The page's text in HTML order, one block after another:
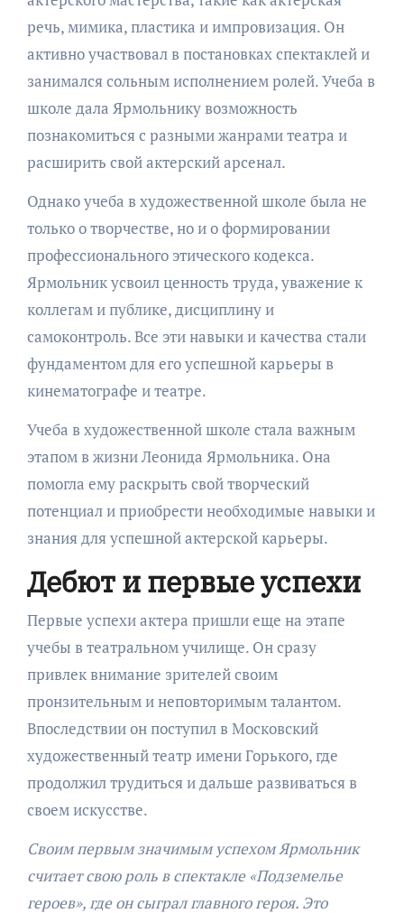
речь, мимика, пластика и импровизация. Он
активно участвовал в постановках спектаклей и
занимался сольным исполнением ролей. Учеба в
школе дала Ярмольнику возможность
познакомиться с разными жанрами театра и
расширить свой актерский арсенал.
Однако учеба в художественной школе была не
только о творчестве, но и о формировании
профессионального этического кодекса.
Ярмольник усвоил ценность труда, уважение к
коллегам и публике, дисциплину и
самоконтроль. Все эти навыки и качества стали
фундаментом для его успешной карьеры в
кинематографе и театре.
Учеба в художественной школе стала важным
этапом в жизни Леонида Ярмольника. Она
помогла ему раскрыть свой творческий
потенциал и приобрести необходимые навыки и
знания для успешной актерской карьеры.
Дебют и первые успехи
Первые успехи актера пришли еще на этапе
учебы в театральном училище. Он сразу
привлек внимание зрителей своим
пронзительным и неповторимым талантом.
Впоследствии он поступил в Московский
художественный театр имени Горького, где
продолжил трудиться и дальше развиваться в
своем искусстве.
Своим первым значимым успехом Ярмольник
считает свою роль в спектакле «Подземелье
героев», где он сыграл главного героя. Это